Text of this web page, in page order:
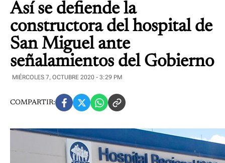
Así se defiende la
constructora del hospital de
San Miguel ante
señalamientos del Gobierno
MIÉRCOLES 7, OCTUBRE 2020 - 3:29 PM
COMPARTIR: